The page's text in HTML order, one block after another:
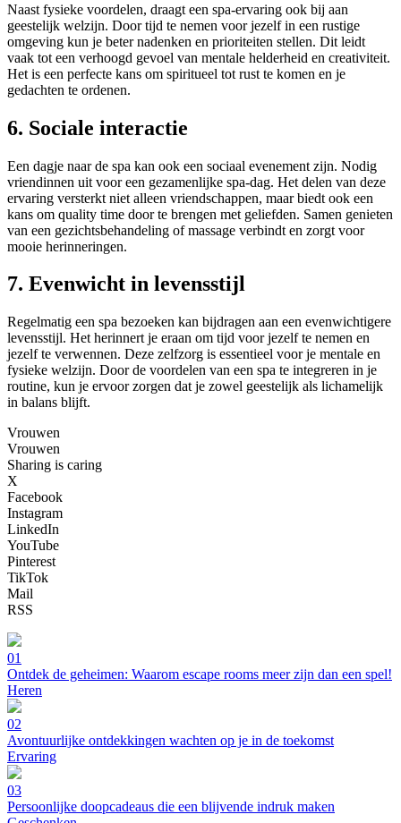
Naast fysieke voordelen, draagt een spa-ervaring ook bij aan
geestelijk welzijn. Door tijd te nemen voor jezelf in een rustige
omgeving kun je beter nadenken en prioriteiten stellen. Dit leidt
vaak tot een verhoogd gevoel van mentale helderheid en creativiteit.
Het is een perfecte kans om spiritueel tot rust te komen en je
gedachten te ordenen.
6. Sociale interactie
Een dagje naar de spa kan ook een sociaal evenement zijn. Nodig
vriendinnen uit voor een gezamenlijke spa-dag. Het delen van deze
ervaring versterkt niet alleen vriendschappen, maar biedt ook een
kans om quality time door te brengen met geliefden. Samen genieten
van een gezichtsbehandeling of massage verbindt en zorgt voor
mooie herinneringen.
7. Evenwicht in levensstijl
Regelmatig een spa bezoeken kan bijdragen aan een evenwichtigere
levensstijl. Het herinnert je eraan om tijd voor jezelf te nemen en
jezelf te verwennen. Deze zelfzorg is essentieel voor je mentale en
fysieke welzijn. Door de voordelen van een spa te integreren in je
routine, kun je ervoor zorgen dat je zowel geestelijk als lichamelijk
in balans blijft.
Vrouwen
Vrouwen
Sharing is caring
X
Facebook
Instagram
LinkedIn
YouTube
Pinterest
TikTok
Mail
RSS
01
Ontdek de geheimen: Waarom escape rooms meer zijn dan een spel!
Heren
02
Avontuurlijke ontdekkingen wachten op je in de toekomst
Ervaring
03
Persoonlijke doopcadeaus die een blijvende indruk maken